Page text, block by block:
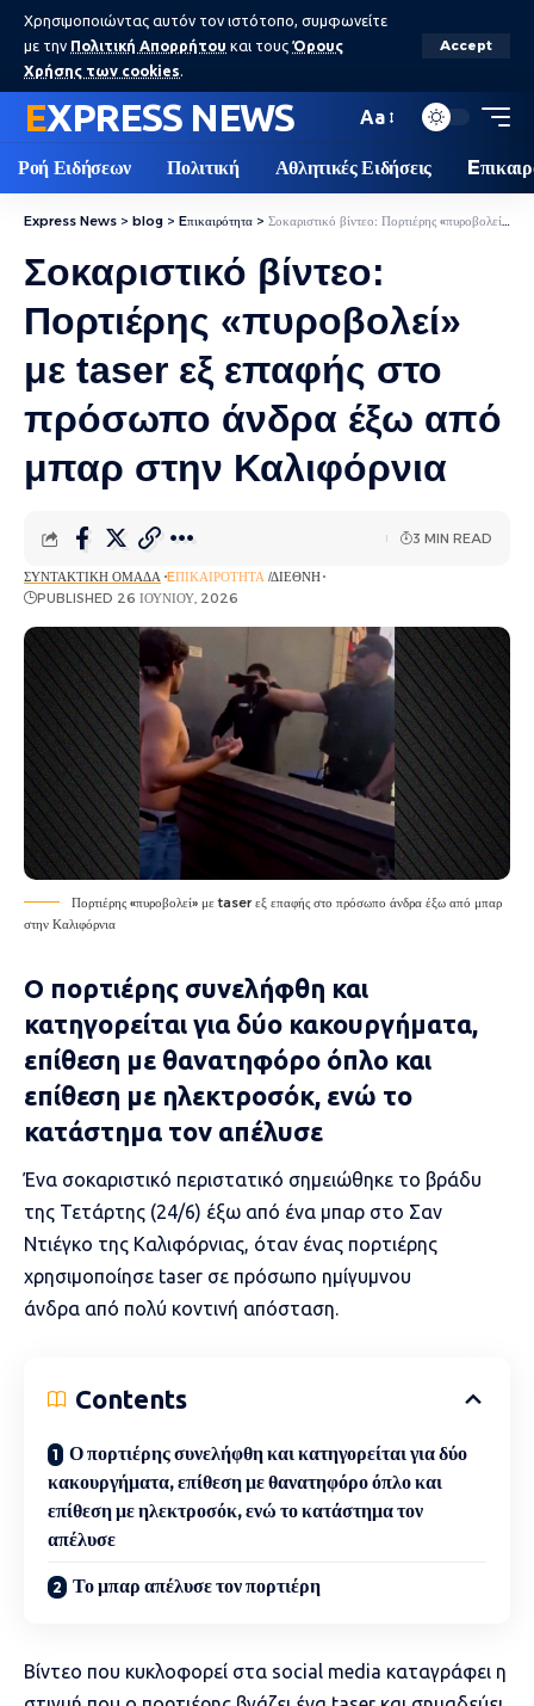
Χρησιμοποιώντας αυτόν τον ιστότοπο, συμφωνείτε
με την Πολιτική Απορρήτου και τους Όρους
Χρήσης των cookies.
Accept
EXPRESS NEWS Aa
Ροή Ειδήσεων Πολιτική Αθλητικές Ειδήσεις
Express News > blog > Eπικαιρότητα > Σοκαριστικό βίντεο: Πορτιέρης «πυροβολεί» με taser εξ επαφής στο πρόσωπο άνδρα έξω από μπαρ στην Καλιφόρνια
Σοκαριστικό βίντεο:
Πορτιέρης «πυροβολεί»
με taser εξ επαφής στο
πρόσωπο άνδρα έξω από
μπαρ στην Καλιφόρνια
ΣΥΝΤΑΚΤΙΚΉ ΟΜΆΔΑ EΠΙΚΑΙΡΌΤΗΤΑ ΔΙΕΘΝΉ
PUBLISHED 26 ΙΟΥΝΊΟΥ, 2026
3 MIN READ
Πορτιέρης «πυροβολεί» με taser εξ επαφής στο πρόσωπο άνδρα έξω από μπαρ
στην Καλιφόρνια
Ο πορτιέρης συνελήφθη και
κατηγορείται για δύο κακουργήματα,
επίθεση με θανατηφόρο όπλο και
επίθεση με ηλεκτροσόκ, ενώ το
κατάστημα τον απέλυσε
Ένα σοκαριστικό περιστατικό σημειώθηκε το βράδυ
της Τετάρτης (24/6) έξω από ένα μπαρ στο Σαν
Ντιέγκο της Καλιφόρνιας, όταν ένας πορτιέρης
χρησιμοποίησε taser σε πρόσωπο ημίγυμνου
άνδρα από πολύ κοντινή απόσταση.
Contents
Ο πορτιέρης συνελήφθη και κατηγορείται για δύο
κακουργήματα, επίθεση με θανατηφόρο όπλο και
επίθεση με ηλεκτροσόκ, ενώ το κατάστημα τον
απέλυσε
Το μπαρ απέλυσε τον πορτιέρη
Βίντεο που κυκλοφορεί στα social media καταγράφει η